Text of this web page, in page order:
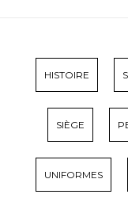
HISTOIRE
SIÈGE
UNIFORMES